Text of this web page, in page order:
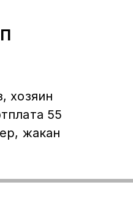
хозяин
жакан